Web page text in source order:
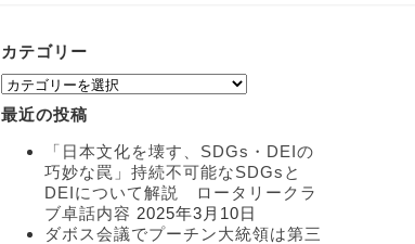
カテゴリー
カ
テ
ゴ
最近の投稿
「日本文化を壊す、SDGs・DEIの
巧妙な罠」持続不可能なSDGsと
DEIについて解説 ロータリークラ
ブ卓話内容 2025年3月10日
ダボス会議でプーチン大統領は第三